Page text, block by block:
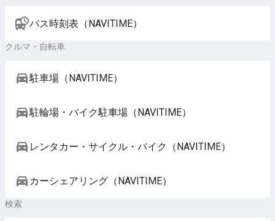
バス時刻表（NAVITIME）
クルマ・自転車
駐車場（NAVITIME）
駐輪場・バイク駐車場（NAVITIME）
レンタカー・サイクル・バイク（NAVITIME）
カーシェアリング（NAVITIME）
検索